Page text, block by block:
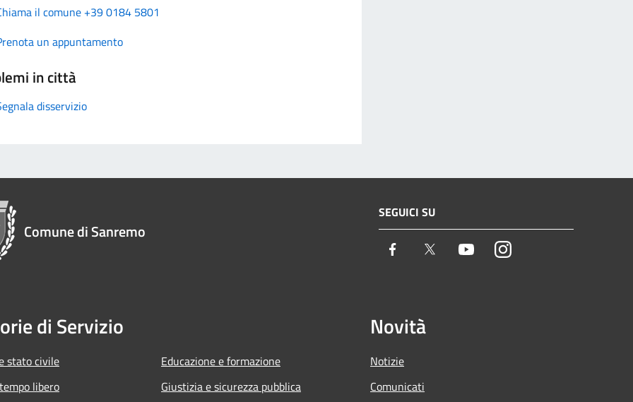
il comune +39 0184 5801
un appuntamento
in città
disservizio
Comune di Sanremo
SEGUICI SU
Facebook Twitter YoutubeInstagram
di Servizio
stato civile
libero
Educazione e formazione
Giustizia e sicurezza pubblica
Novità
Notizie
Comunicati